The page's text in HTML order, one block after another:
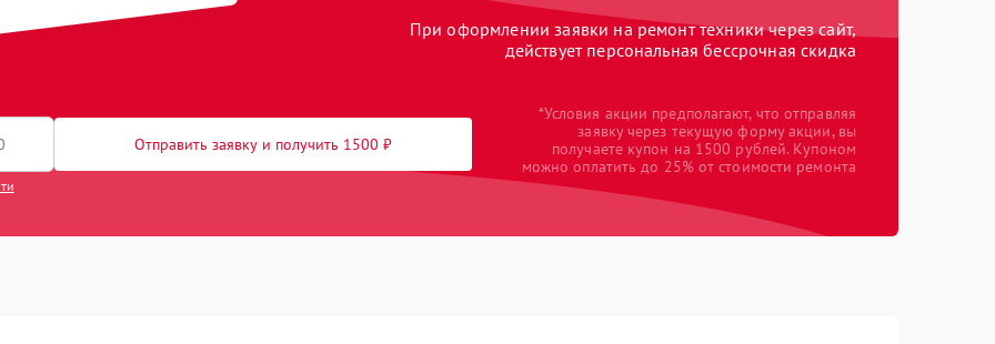
При оформлении заявки на ремонт техники через сайт,
действует персональная бессрочная скидка
Отправить заявку и получить 1500 ₽
*Условия акции предполагают, что отправляя
заявку через текущую форму акции, вы
получаете купон на 1500 рублей. Купоном
можно оплатить до 25% от стоимости ремонта